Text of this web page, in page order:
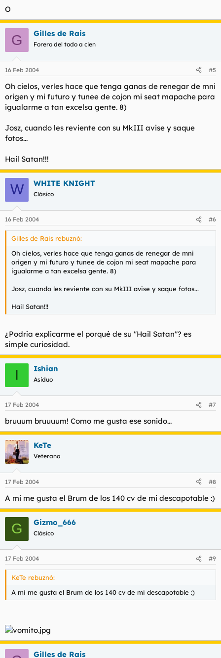
O
G Gilles de Rais
Forero del todo a cien
16 Feb 2004 #5
Oh cielos, verles hace que tenga ganas de renegar de mni
origen y mi futuro y tunee de cojon mi seat mapache para
igualarme a tan excelsa gente. 8)
Josz, cuando les reviente con su MkIII avise y saque
fotos...
Hail Satan!!!
W WHITE KNIGHT
Clásico
16 Feb 2004 #6
Gilles de Rais rebuznó:
Oh cielos, verles hace que tenga ganas de renegar de mni
origen y mi futuro y tunee de cojon mi seat mapache para
igualarme a tan excelsa gente. 8)
Josz, cuando les reviente con su MkIII avise y saque fotos...
Hail Satan!!!
¿Podría explicarme el porqué de su "Hail Satan"? es
simple curiosidad.
I Ishian
Asiduo
17 Feb 2004 #7
bruuum bruuuum! Como me gusta ese sonido...
KeTe
Veterano
17 Feb 2004 #8
A mi me gusta el Brum de los 140 cv de mi descapotable :)
G Gizmo_666
Clásico
17 Feb 2004 #9
KeTe rebuznó:
A mi me gusta el Brum de los 140 cv de mi descapotable :)
Gilles de Rais